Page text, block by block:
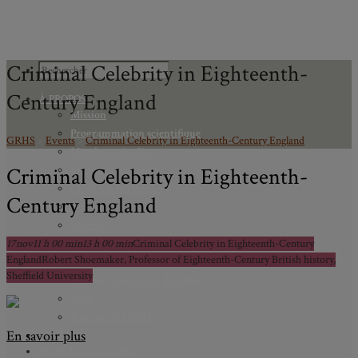
À PROPOS
Mission
Programmation scientifique
Membres réguliers
Membres étudiants
Chercheurs associés
Diplômé.e.s
Gouvernance
Partenaires
Bulletin trimestriel du GRHS
ARCHIVES
Criminal Celebrity in Eighteenth-
Century England
GRHS Events>Criminal Celebrity in Eighteenth-Century England
Criminal Celebrity in Eighteenth-
Century England
17nov11 h 00 min13 h 00 minCriminal Celebrity in Eighteenth-Century
EnglandRobert Shoemaker, Professor of Eighteenth-Century British history,
Sheffield University
En savoir plus